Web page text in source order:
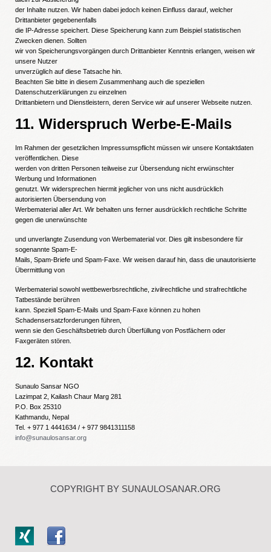
der Inhalte nutzen. Wir haben dabei jedoch keinen Einfluss darauf, welcher
Drittanbieter gegebenenfalls
die IP-Adresse speichert. Diese Speicherung kann zum Beispiel statistischen
Zwecken dienen. Sollten
wir von Speicherungsvorgängen durch Drittanbieter Kenntnis erlangen, weisen wir
unsere Nutzer
unverzüglich auf diese Tatsache hin.
Beachten Sie bitte in diesem Zusammenhang auch die speziellen
Datenschutzerklärungen zu einzelnen
Drittanbietern und Dienstleistern, deren Service wir auf unserer Webseite nutzen.
11. Widerspruch Werbe-E-Mails
Im Rahmen der gesetzlichen Impressumspflicht müssen wir unsere Kontaktdaten
veröffentlichen. Diese
werden von dritten Personen teilweise zur Übersendung nicht erwünschter
Werbung und Informationen
genutzt. Wir widersprechen hiermit jeglicher von uns nicht ausdrücklich
autorisierten Übersendung von
Werbematerial aller Art. Wir behalten uns ferner ausdrücklich rechtliche Schritte
gegen die unerwünschte
und unverlangte Zusendung von Werbematerial vor. Dies gilt insbesondere für
sogenannte Spam-E-
Mails, Spam-Briefe und Spam-Faxe. Wir weisen darauf hin, dass die unautorisierte
Übermittlung von
Werbematerial sowohl wettbewerbsrechtliche, zivilrechtliche und strafrechtliche
Tatbestände berühren
kann. Speziell Spam-E-Mails und Spam-Faxe können zu hohen
Schadensersatzforderungen führen,
wenn sie den Geschäftsbetrieb durch Überfüllung von Postfächern oder
Faxgeräten stören.
12. Kontakt
Sunaulo Sansar NGO
Lazimpat 2, Kailash Chaur Marg 281
P.O. Box 25310
Kathmandu, Nepal
Tel. + 977 1 4441634 / + 977 9841311158
info@sunaulosansar.org
COPYRIGHT BY SUNAULOSANAR.ORG